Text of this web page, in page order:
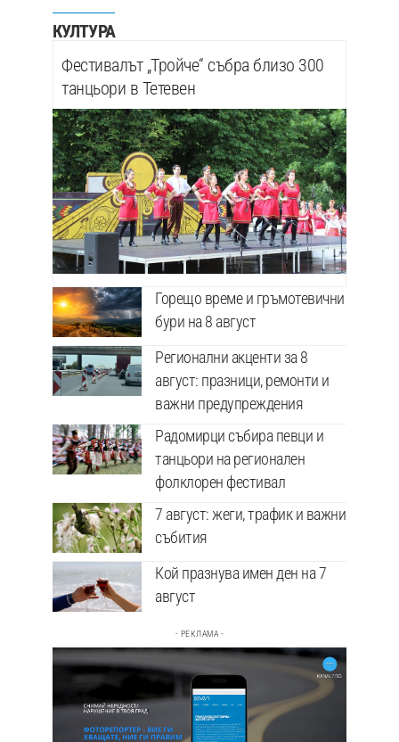
КУЛТУРА
Фестивалът „Тройче“ събра близо 300
танцьори в Тетевен
Горещо време и гръмотевични
бури на 8 август
Регионални акценти за 8
август: празници, ремонти и
важни предупреждения
Радомирци събира певци и
танцьори на регионален
фолклорен фестивал
7 август: жеги, трафик и важни
събития
Кой празнува имен ден на 7
август
- РЕКЛАМА -